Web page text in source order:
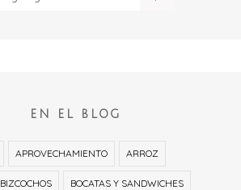
EN EL BLOG
APROVECHAMIENTO ARROZ
BIZCOCHOS BOCATAS Y SANDWICHES